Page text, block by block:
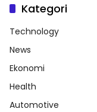
Kategori
Technology
News
Ekonomi
Health
Automotive